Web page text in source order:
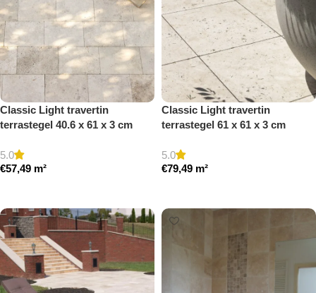
Classic Light travertin
terrastegel 40.6 x 61 x 3 cm
5.0
€57,49 m²
Classic Light travertin
terrastegel 61 x 61 x 3 cm
5.0
€79,49 m²